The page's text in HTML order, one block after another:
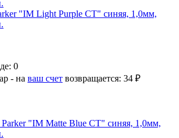
"IM Light Purple CT" синяя, 1,0мм,
0
- на ваш счет возвращается: 34 ₽